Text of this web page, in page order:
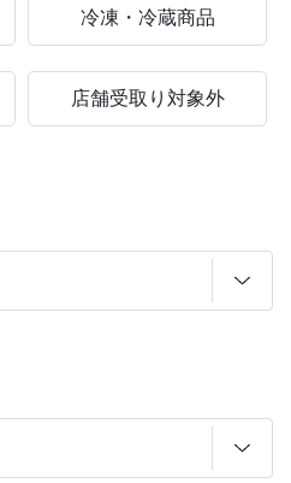
冷凍・冷蔵商品
店舗受取り対象外